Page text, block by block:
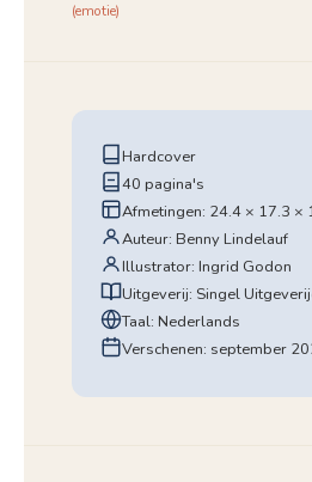
(emotie)
Hardcover
40 pagina's
Afmetingen: 24.4 × 17.3 ×
Auteur: Benny Lindelauf
Illustrator: Ingrid Godon
Uitgeverij: Singel
Taal: Nederlands
Verschenen: september